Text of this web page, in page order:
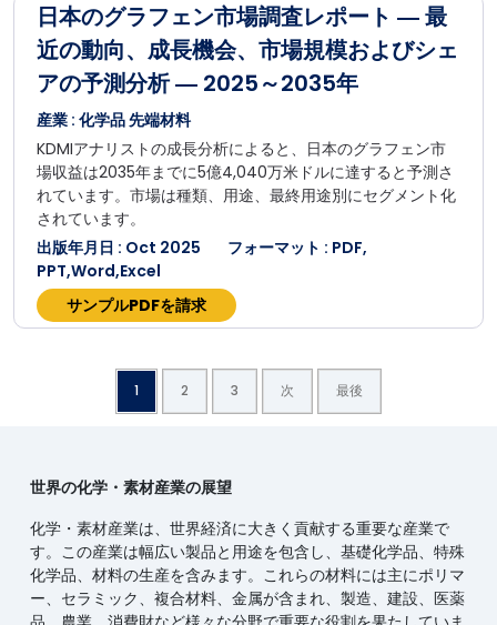
日本のグラフェン市場調査レポート ― 最
近の動向、成長機会、市場規模およびシェ
アの予測分析 ― 2025～2035年
産業 : 化学品 先端材料
KDMIアナリストの成長分析によると、日本のグラフェン市
場収益は2035年までに5億4,040万米ドルに達すると予測さ
れています。市場は種類、用途、最終用途別にセグメント化
されています。
出版年月日 : Oct 2025
フォーマット : PDF,
PPT,Word,Excel
サンプルPDFを請求
1 2 3 次 最後
世界の化学・素材産業の展望
化学・素材産業は、世界経済に大きく貢献する重要な産業で
す。この産業は幅広い製品と用途を包含し、基礎化学品、特殊
化学品、材料の生産を含みます。これらの材料には主にポリマ
ー、セラミック、複合材料、金属が含まれ、製造、建設、医薬